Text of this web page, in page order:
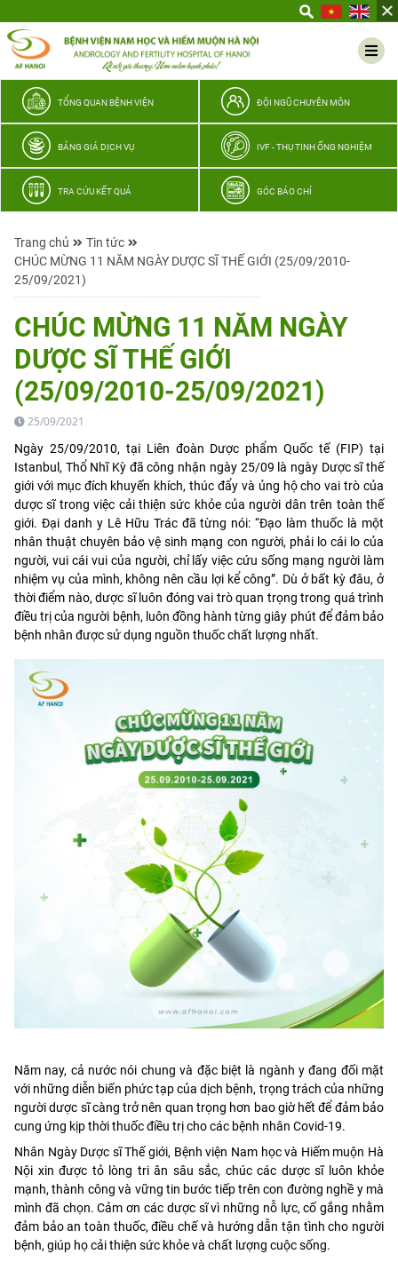
thương
TỔNG QUAN BỆNH VIỆN ĐỘI NGŨ CHUYÊN MÔN
BẢNG GIÁ DỊCH VỤ IVF - THỤ TINH ỐNG NGHIỆM
TRA CỨU KẾT QUẢ GÓC BÁO CHÍ
Trang chủ
Tin tức
CHÚC MỪNG 11 NĂM NGÀY DƯỢC SĨ THẾ GIỚI (25/09/2010-
25/09/2021)
CHÚC MỪNG 11 NĂM NGÀY
DƯỢC SĨ THẾ GIỚI
(25/09/2010-25/09/2021)
25/09/2021
Ngày 25/09/2010, tại Liên đoàn Dược phẩm Quốc tế (FIP) tại
Istanbul, Thổ Nhĩ Kỳ đã công nhận ngày 25/09 là ngày Dược sĩ thế
giới với mục đích khuyến khích, thúc đẩy và ủng hộ cho vai trò của
dược sĩ trong việc cải thiện sức khỏe của người dân trên toàn thế
giới. Đại danh y Lê Hữu Trác đã từng nói: “Đạo làm thuốc là một
nhân thuật chuyên bảo vệ sinh mạng con người, phải lo cái lo của
người, vui cái vui của người, chỉ lấy việc cứu sống mạng người làm
nhiệm vụ của mình, không nên cầu lợi kể công”. Dù ở bất kỳ đâu, ở
thời điểm nào, dược sĩ luôn đóng vai trò quan trọng trong quá trình
điều trị của người bệnh, luôn đồng hành từng giây phút để đảm bảo
bệnh nhân được sử dụng nguồn thuốc chất lượng nhất.
Năm nay, cả nước nói chung và đặc biệt là ngành y đang đối mặt
với những diễn biến phức tạp của dịch bệnh, trọng trách của những
người dược sĩ càng trở nên quan trọng hơn bao giờ hết để đảm bảo
cung ứng kịp thời thuốc điều trị cho các bệnh nhân Covid-19.
Nhân Ngày Dược sĩ Thế giới, Bệnh viện Nam học và Hiếm muộn Hà
Nội xin được tỏ lòng tri ân sâu sắc, chúc các dược sĩ luôn khỏe
mạnh, thành công và vững tin bước tiếp trên con đường nghề y mà
mình đã chọn. Cảm ơn các dược sĩ vì những nỗ lực, cố gắng nhằm
đảm bảo an toàn thuốc, điều chế và hướng dẫn tận tình cho người
bệnh, giúp họ cải thiện sức khỏe và chất lượng cuộc sống.